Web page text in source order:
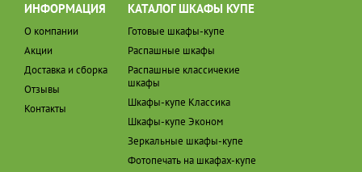
ИНФОРМАЦИЯ
О компании
Акции
Доставка и сборка
Отзывы
Контакты
КАТАЛОГ ШКАФЫ КУПЕ
Готовые шкафы-купе
Распашные шкафы
Распашные классичекие
шкафы
Шкафы-купе Классика
Шкафы-купе Эконом
Зеркальные шкафы-купе
Фотопечать на шкафах-купе